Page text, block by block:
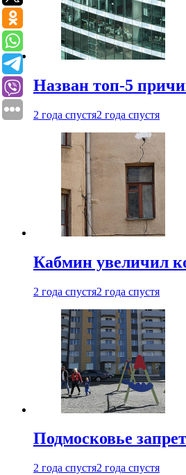
Назван топ-5
2 года спустя2 года спустя
Кабмин увеличил
2 года спустя2 года спустя
Подмосковье
2 года спустя2 года спустя